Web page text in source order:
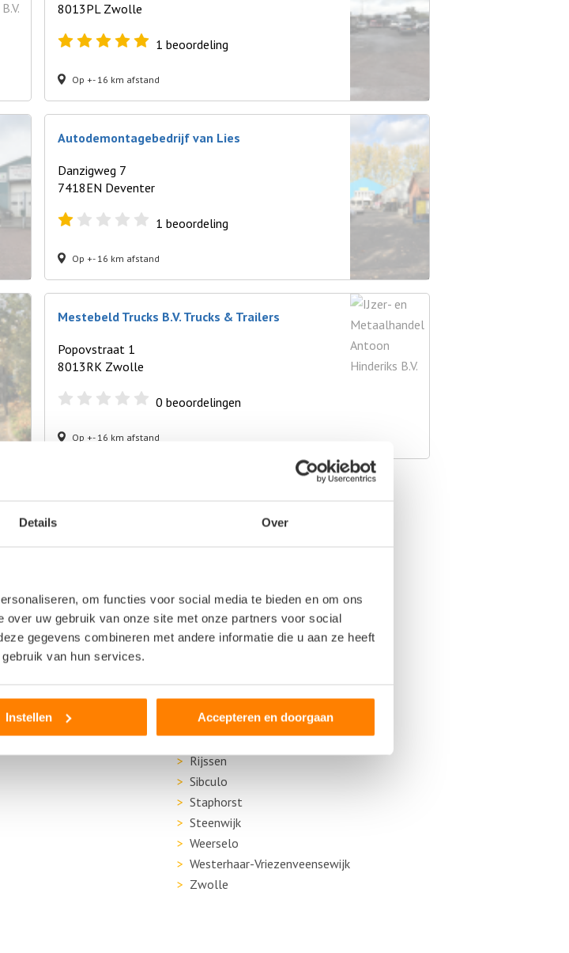
Details Over
om functies voor social media te bieden en om ons
uw gebruik van onze site met onze partners voor social
gegevens combineren met andere informatie die u aan ze heeft
van hun services.
Instellen Accepteren en doorgaan
8013PL Zwolle
1 beoordeling
Op +- 16 km afstand
Autodemontagebedrijf van Lies
Danzigweg 7
7418EN Deventer
1 beoordeling
Op +- 16 km afstand
Mestebeld Trucks B.V. Trucks & Trailers
Popovstraat 1
8013RK Zwolle
0 beoordelingen
Op +- 16 km afstand
Oldenzaal
Raalte
Rijssen
Sibculo
Staphorst
Steenwijk
Weerselo
Westerhaar-Vriezenveensewijk
Zwolle